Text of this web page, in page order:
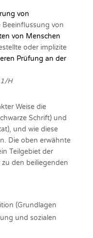
von
von
von Menschen
oder implizite
Prüfung an der
H
Weise die
Schrift) und
und wie diese
Die oben erwähnte
Teilgebiet der
den beiliegenden
(Grundlagen
und sozialen